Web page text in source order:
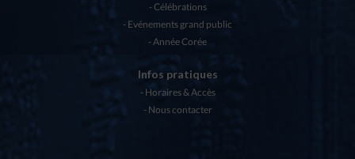
Célébrations
Evénements grand public
Année Corée
Infos pratiques
Horaires & Accès
Nous contacter